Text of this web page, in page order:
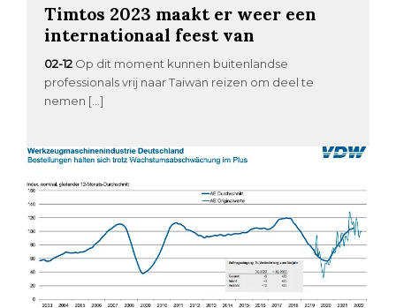
Timtos 2023 maakt er weer een
internationaal feest van
02-12 Op dit moment kunnen buitenlandse
professionals vrij naar Taiwan reizen om deel te
nemen […]